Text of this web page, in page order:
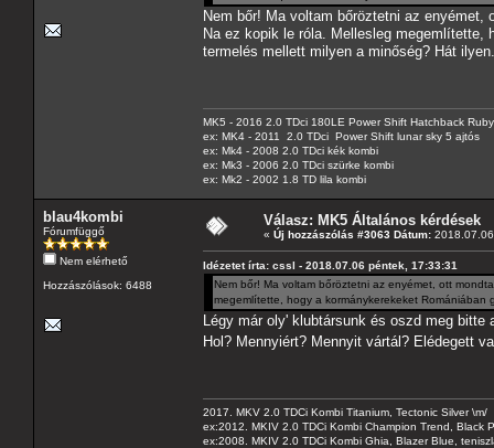
Nem bőr! Ma voltam bőröztetni az
Na ez kopik le róla. Mellesleg megemlítette,
termelés mellett milyen a minőség? Hát ilyen.
MK5 - 2016 2.0 TDci 180LE Power Shift Hatchback
ex: MK4 - 2011 2.0 TDci Power Shift lunar sky 5 ajtós
ex: Mk4 - 2008 2.0 TDci kék kombi
ex: Mk3 - 2006 2.0 TDci szürke kombi
ex: Mk2 - 2002 1.8 TD lila kombi
blau4kombi
Fórumfüggő
Nem elérhető
Hozzászólások: 6488
Válasz: MK5 Általános kérdések
« Új hozzászólás #3063 Dátum:
Idézetet írta: cssl - 2018.07.06 péntek, 17:33:31
Nem bőr! Ma voltam bőröztetni az enyémet, ott
megemlítette, hogy a kormánykerekeket Romániában
Légy már oly' klubtársunk és oszd meg bitte
Hol? Mennyiért? Mennyit vártál? Elédegett
2017. MKV 2.0 TDCi Kombi Titanium, Tectonic Silver \m/
ex:2012. MKIV 2.0 TDCi Kombi Champion Trend, Black
ex:2008. MKIV 2.0 TDCi Kombi Ghia, Blazer Blue,